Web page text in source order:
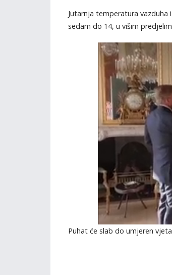
Jutarnja temperatura
sedam do 14, u višim
Puhat će slab do umjeren